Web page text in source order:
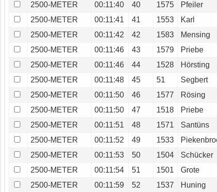
2500-METER
00:11:40 40 1575
Pfeiler
2500-METER
00:11:41 41 1553
Karl
2500-METER
00:11:42 42 1583
Mensing
2500-METER
00:11:46 43 1579
Priebe
2500-METER
00:11:46 44 1528
Hörsting
2500-METER
00:11:48 45 51
Segbert
2500-METER
00:11:50 46 1577
Rösing
2500-METER
00:11:50 47 1518
Priebe
2500-METER
00:11:51 48 1571
Santüns
2500-METER
00:11:52 49 1533
2500-METER
00:11:53 50 1504
Schücker
2500-METER
00:11:54 51 1501
Grote
2500-METER
00:11:59 52 1537 Huning